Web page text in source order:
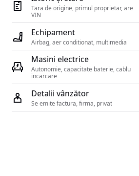
Tara de origine, primul proprietar, are
Echipament
Airbag, aer conditionat, multimedia
Masini electrice
Autonomie, capacitate baterie, cablu
Detalii vânzător
Se emite factura, firma, privat